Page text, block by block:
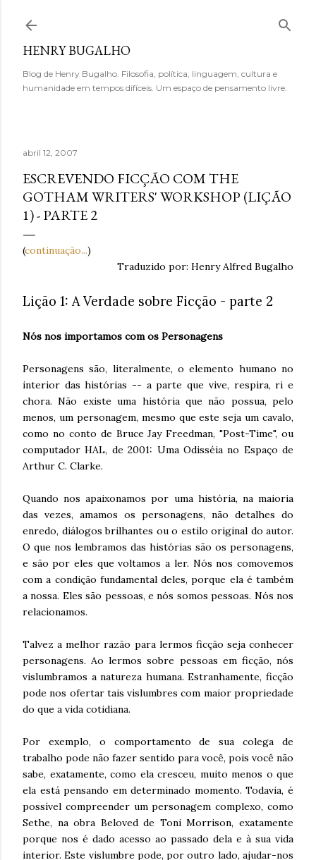
HENRY BUGALHO
Blog de Henry Bugalho. Filosofia, política, linguagem, cultura e
humanidade em tempos difíceis. Um espaço de pensamento livre.
abril 12, 2007
ESCREVENDO FICÇÃO COM THE
GOTHAM WRITERS' WORKSHOP (LIÇÃO
1) - PARTE 2
(continuação...)
Traduzido por: Henry Alfred Bugalho
Lição 1: A Verdade sobre Ficção - parte 2
Nós nos importamos com os Personagens
Personagens são, literalmente, o elemento humano no
interior das histórias -- a parte que vive, respira, ri e
chora. Não existe uma história que não possua, pelo
menos, um personagem, mesmo que este seja um cavalo,
como no conto de Bruce Jay Freedman, "Post-Time", ou
computador HAL, de 2001: Uma Odisséia no Espaço de
Arthur C. Clarke.
Quando nos apaixonamos por uma história, na maioria
das vezes, amamos os personagens, não detalhes do
enredo, diálogos brilhantes ou o estilo original do autor.
O que nos lembramos das histórias são os personagens,
e são por eles que voltamos a ler. Nós nos comovemos
com a condição fundamental deles, porque ela é também
a nossa. Eles são pessoas, e nós somos pessoas. Nós nos
relacionamos.
Talvez a melhor razão para lermos ficção seja conhecer
personagens. Ao lermos sobre pessoas em ficção, nós
vislumbramos a natureza humana. Estranhamente, ficção
pode nos ofertar tais vislumbres com maior propriedade
do que a vida cotidiana.
Por exemplo, o comportamento de sua colega de
trabalho pode não fazer sentido para você, pois você não
sabe, exatamente, como ela cresceu, muito menos o que
ela está pensando em determinado momento. Todavia, é
possível compreender um personagem complexo, como
Sethe, na obra Beloved de Toni Morrison, exatamente
porque nos é dado acesso ao passado dela e à sua vida
interior. Este vislumbre pode, por outro lado, ajudar-nos